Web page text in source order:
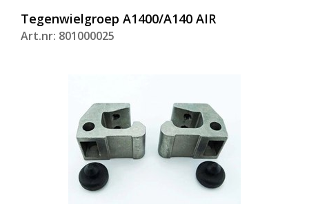
Tegenwielgroep A1400/A140 AIR
Art.nr: 801000025